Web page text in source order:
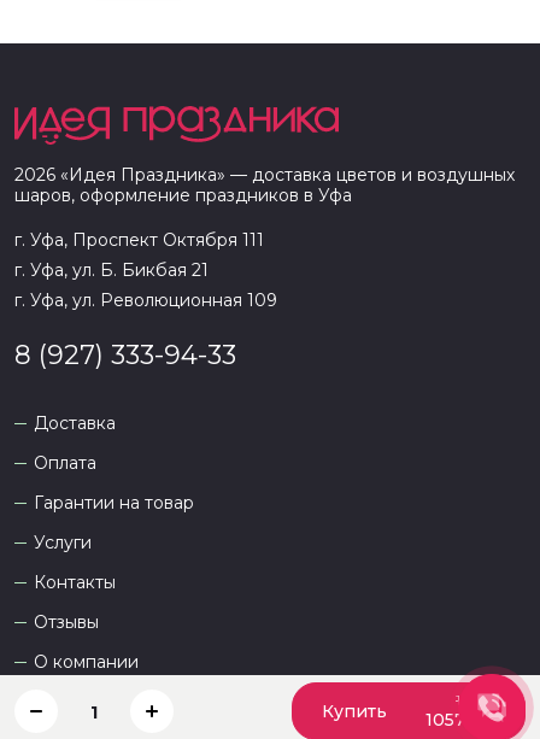
1 Купить 1058 ₽
1057.5 ₽
2026 «Идея Праздника» — доставка цветов и воздушных
шаров, оформление праздников в Уфа
г. Уфа, Проспект Октября 111
г. Уфа, ул. Б. Бикбая 21
г. Уфа, ул. Революционная 109
8 (927) 333-94-33
Доставка
Оплата
Гарантии на товар
Услуги
Контакты
Отзывы
О компании
Сайт разработан DEVKOT